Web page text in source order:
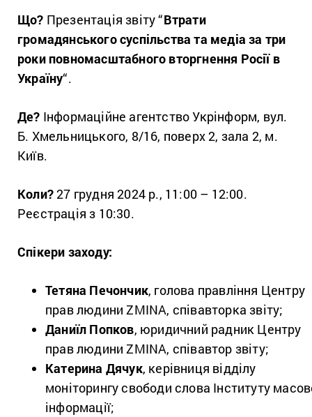
Що? Презентація звіту “Втрати
громадянського суспільства та медіа за три
роки повномасштабного вторгнення Росії в
Україну“.
Де? Інформаційне агентство Укрінформ, вул.
Б. Хмельницького, 8/16, поверх 2, зала 2, м.
Київ.
Коли?27 грудня 2024 р., 11:00 – 12:00.
Реєстрація з 10:30.
Спікери заходу:
Тетяна Печончик, голова правління Центру
прав людини ZMINA, співавторка звіту;
Даниїл Попков, юридичний радник Центру
прав людини ZMINA, співавтор звіту;
Катерина Дячук, керівниця відділу
моніторингу свободи слова Інституту
інформації;